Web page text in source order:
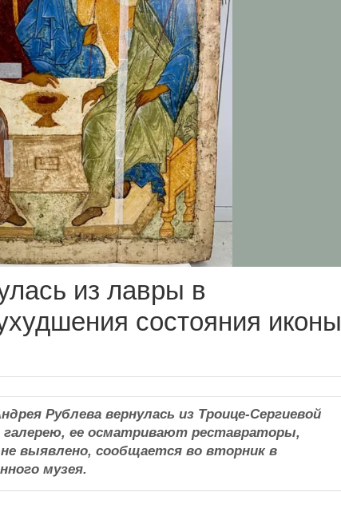
из лавры в
состояния иконы
Рублева вернулась из Троице-Сергиевой
ее осматривают реставраторы,
выявлено, сообщается во вторник в
музея.